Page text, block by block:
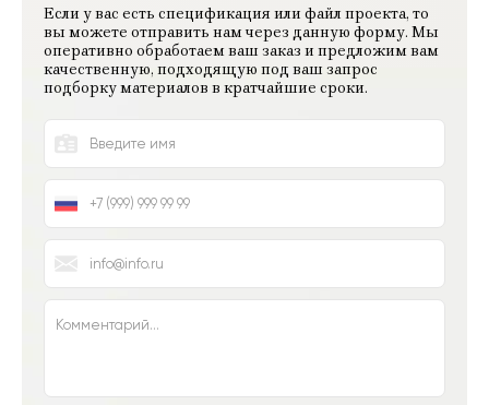
Если у вас есть спецификация или файл проекта, то
вы можете отправить нам через данную форму. Мы
оперативно обработаем ваш заказ и предложим вам
качественную, подходящую под ваш запрос
подборку материалов в кратчайшие сроки.